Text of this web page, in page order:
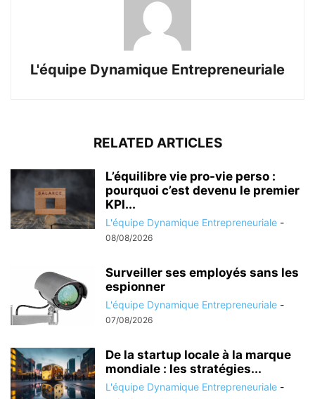
L'équipe Dynamique Entrepreneuriale
RELATED ARTICLES
L’équilibre vie pro-vie perso :
pourquoi c’est devenu le premier
KPI...
L'équipe Dynamique Entrepreneuriale -
08/08/2026
Surveiller ses employés sans les
espionner
L'équipe Dynamique Entrepreneuriale -
07/08/2026
De la startup locale à la marque
mondiale : les stratégies...
L'équipe Dynamique Entrepreneuriale -